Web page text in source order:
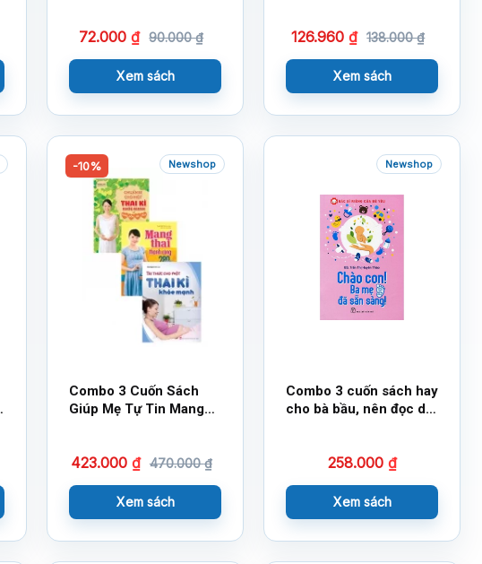
72.000₫ 90.000₫
Xem sách
126.960₫ 138.000₫
Xem sách
-10% Newshop
Combo 3 Cuốn Sách
Giúp Mẹ Tự Tin Mang
423.000 ₫ 470.000₫
Xem sách
Newshop
Combo 3 cuốn sách hay
cho bà bầu, nên đọc dù
258.000 ₫
Xem sách